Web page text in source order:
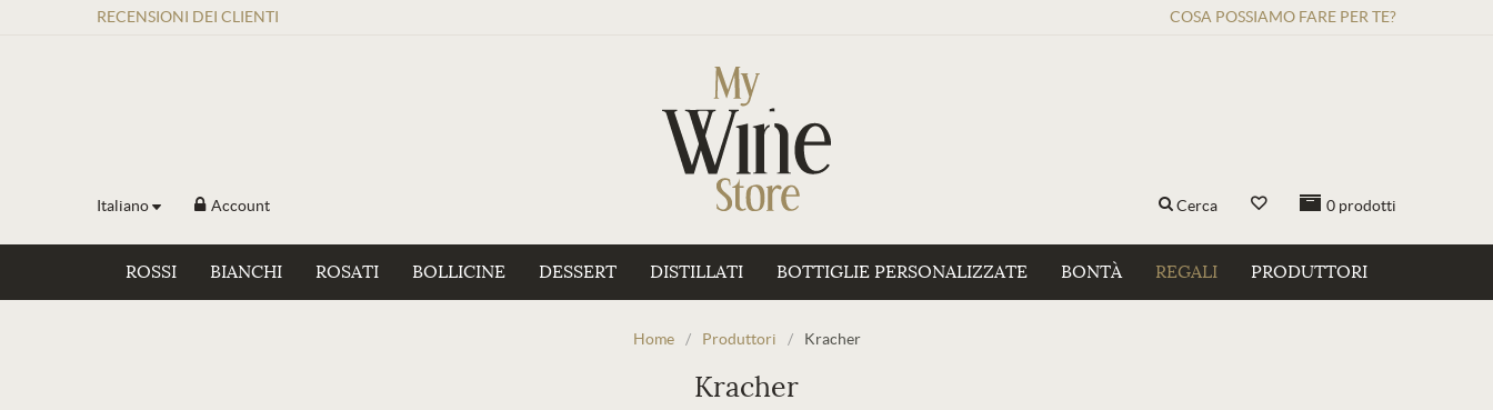
RECENSIONI DEI CLIENTI COSA POSSIAMO FARE PER TE?
Italiano Account 0 prodotti
Cerca
ROSSI BIANCHI ROSATI BOLLICINE DESSERT DISTILLATI BOTTIGLIE PERSONALIZZATE BONTÀ REGALI PRODUTTORI
Home / Produttori / Kracher
Kracher